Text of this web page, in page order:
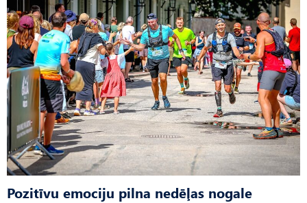
Pozitīvu emociju pilna nedēļas nogale